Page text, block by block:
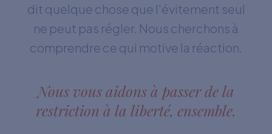
dit quelque chose que l'évitement seul
ne peut pas régler. Nous cherchons à
comprendre ce qui motive la réaction.
Nous vous aidons à passer de la
restriction à la liberté, ensemble.